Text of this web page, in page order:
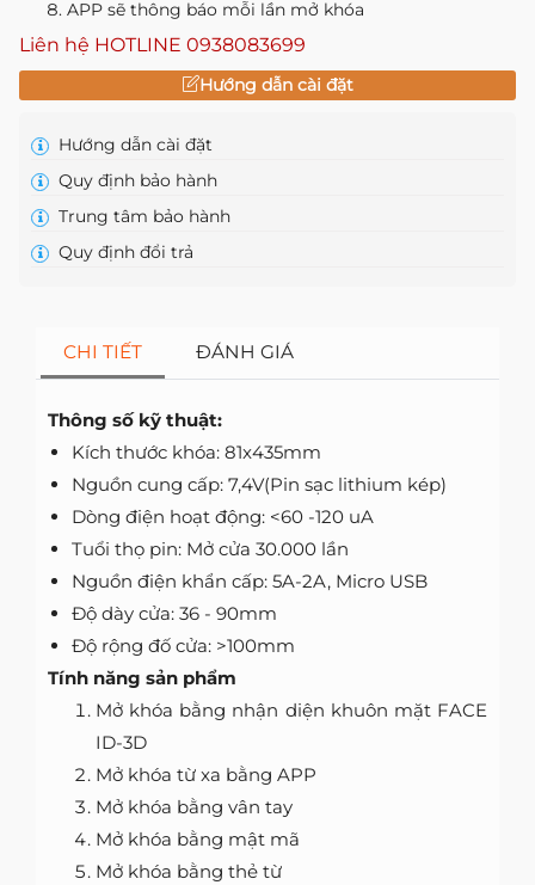
APP sẽ thông báo mỗi lần mở khóa
Liên hệ HOTLINE 0938083699
Hướng dẫn cài đặt
Hướng dẫn cài đặt
Quy định bảo hành
Trung tâm bảo hành
Quy định đổi trả
CHI TIẾT ĐÁNH GIÁ
Thông số kỹ thuật:
Kích thước khóa: 81x435mm
Nguồn cung cấp: 7,4V(Pin sạc lithium kép)
Dòng điện hoạt động: <60 -120 uA
Tuổi thọ pin: Mở cửa 30.000 lần
Nguồn điện khẩn cấp: 5A-2A, Micro USB
Độ dày cửa: 36 - 90mm
Độ rộng đố cửa: >100mm
Tính năng sản phẩm
Mở khóa bằng nhận diện khuôn mặt FACE
ID-3D
Mở khóa từ xa bằng APP
Mở khóa bằng vân tay
Mở khóa bằng mật mã
Mở khóa bằng thẻ từ